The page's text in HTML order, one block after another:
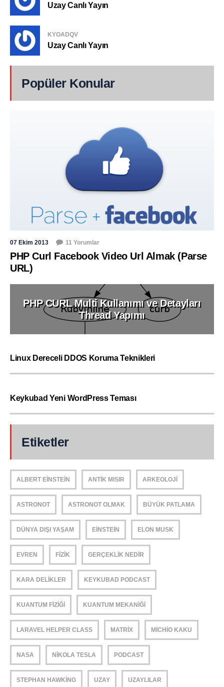
Uzay Canlı Yayın
KYOADQV
Uzay Canlı Yayın
Popüler Konular
07 Ekim 2013 11 Yorumlar
PHP Curl Facebook Video Url Almak (Parse
URL)
PHP CURL Multi Kullanımı ve Detayları
Thread Yapımı
Linux Dereceli DDOS Koruma Teknikleri
Keykubad Yeni WordPress Teması
Etiketler
ALBERT EINSTEIN ANTIK MISIR ARKEOLOJI
ASTRONOT ASTRONOT OLMAK BÜYÜK PATLAMA
DÜNYA DIŞI YAŞAM EINSTEIN ELON MUSK
EVREN FIZIK GERÇEKLIK NEDIR
KARA DELIKLER KEYKUBAD PODCAST
KUANTUM FIZIĞI KUANTUM MEKANIĞI
LARAVEL HELPER CLASS MATRIX MICHIO KAKU
NASA NIKOLA TESLA PODCAST
STEPHAN HAWKING UZAY UZAYLILAR